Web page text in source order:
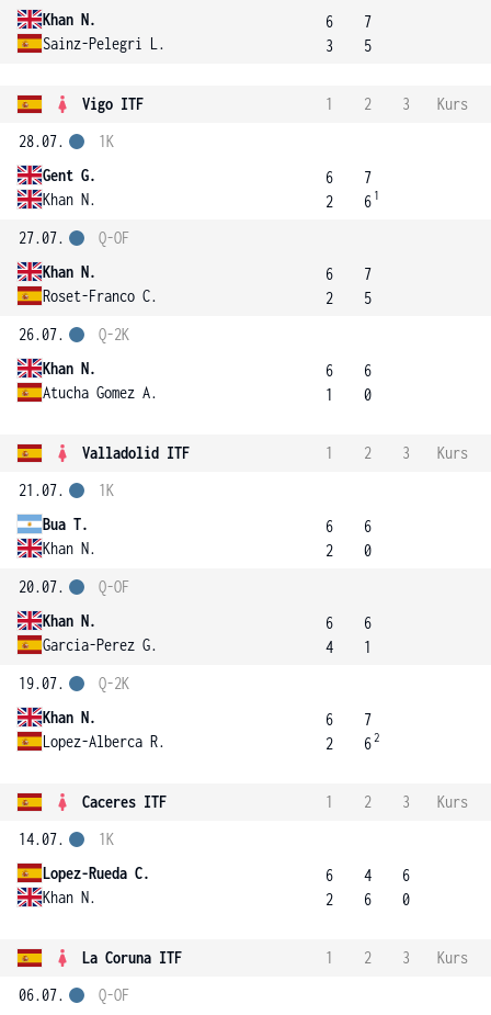
Khan N.
Sainz-Pelegri L.
6
3
7
5
Vigo ITF 1 2 3
Kurs
28.07.
Gent G.
Khan N.
1K
6
2
7
6 1
27.07.
Khan N.
Roset-Franco C.
Q-OF
6
2
7
5
26.07.
Khan N.
Atucha Gomez A.
Q-2K
6
1
6
0
Valladolid ITF 1 2 3
Kurs
21.07.
Bua T.
Khan N.
1K
6
2
6
0
20.07.
Khan N.
Garcia-Perez G.
Q-OF
6
4
6
1
19.07.
Khan N.
Lopez-Alberca R.
Q-2K
6
2
7
62
Caceres ITF 1 2 3
Kurs
14.07.
Lopez-Rueda C.
Khan N.
1K
6
2
4
6
6
0
La Coruna ITF 1 2 3
Kurs
06.07.
Q-OF